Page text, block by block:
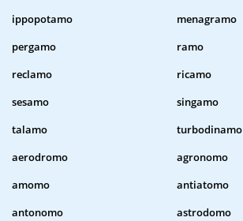
ippopotamo
menagramo
pergamo
ramo
reclamo
ricamo
sesamo
singamo
talamo
turbodinamo
aerodromo
agronomo
amomo
antiatomo
antonomo
astrodomo